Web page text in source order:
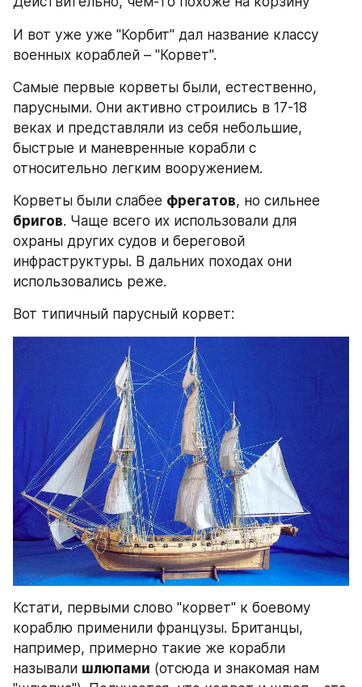
И вот уже уже "Корбит" дал название классу
военных кораблей – "Корвет".
Самые первые корветы были, естественно,
парусными. Они активно строились в 17-18
веках и представляли из себя небольшие,
быстрые и маневренные корабли с
относительно легким вооружением.
Корветы были слабее фрегатов
бригов. Чаще всего их использовали для
охраны других судов и береговой
инфраструктуры. В дальних походах они
использовались реже.
Вот типичный парусный корвет:
Кстати, первыми слово "корвет" к боевому
кораблю применили французы. Британцы,
например, примерно такие же корабли
называли шлюпами (отсюда и знакомая нам